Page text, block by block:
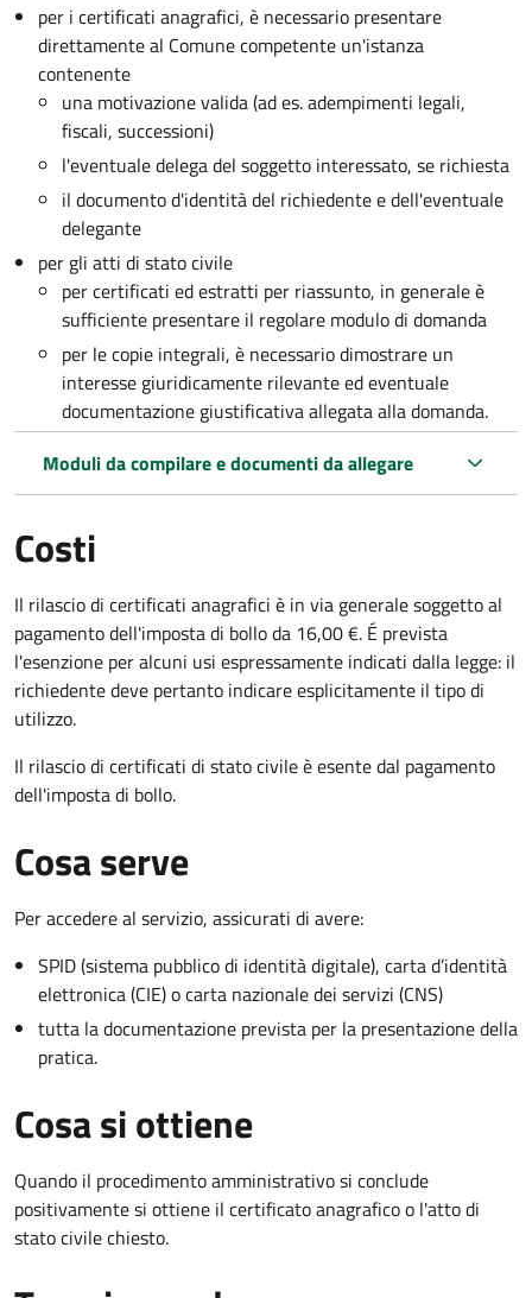
per i certificati anagrafici, è necessario presentare
direttamente al Comune competente un'istanza
contenente
una motivazione valida (ad es. adempimenti legali,
fiscali, successioni)
l'eventuale delega del soggetto interessato, se richiesta
il documento d'identità del richiedente e dell'eventuale
delegante
per gli atti di stato civile
per certificati ed estratti per riassunto, in generale è
sufficiente presentare il regolare modulo di domanda
per le copie integrali, è necessario dimostrare un
interesse giuridicamente rilevante ed eventuale
documentazione giustificativa allegata alla domanda.
Moduli da compilare e documenti da allegare
Costi
Il rilascio di certificati anagrafici è in via generale soggetto al
pagamento dell'imposta di bollo da 16,00 €. É prevista
l'esenzione per alcuni usi espressamente indicati dalla legge: il
richiedente deve pertanto indicare esplicitamente il tipo di
utilizzo.
Il rilascio di certificati di stato civile è esente dal pagamento
dell'imposta di bollo.
Cosa serve
Per accedere al servizio, assicurati di avere:
SPID (sistema pubblico di identità digitale), carta d’identità
elettronica (CIE) o carta nazionale dei servizi (CNS)
tutta la documentazione prevista per la presentazione della
pratica.
Cosa si ottiene
Quando il procedimento amministrativo si conclude
positivamente si ottiene il certificato anagrafico o l'atto di
stato civile chiesto.